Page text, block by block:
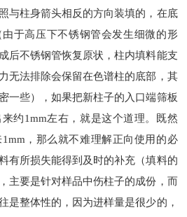
与柱身箭头相反的方向装填的，在底
于高压下不锈钢管会发生细微的形
后不锈钢管恢复原状，柱内填料能支
无法排除会保留在色谱柱的底部，其
一些），如果把新柱子的入口端筛板
约1mm左右，就是这个道理。既然
，那么就不难理解正向使用的必
有所损失能得到及时的补充（填料的
主要是针对样品中伤柱子的成份，而
是整体性的，因为进样量是很少的，